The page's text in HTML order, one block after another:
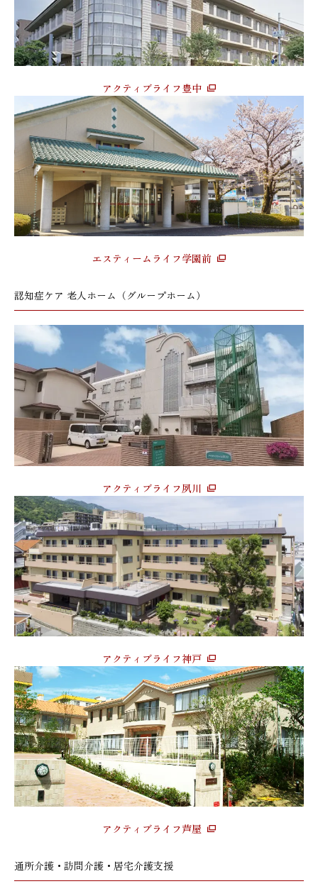
アクティブライフ豊中
エスティームライフ学園前
認知症ケア 老人ホーム（グループホーム）
アクティブライフ夙川
アクティブライフ神戸
アクティブライフ芦屋
通所介護・訪問介護・居宅介護支援